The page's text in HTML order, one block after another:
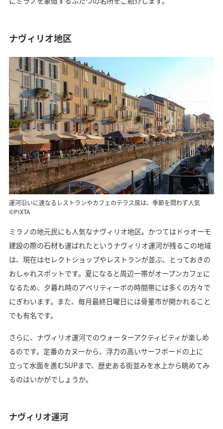
ナヴィリオ地区
運河沿いに連なるレストランやカフェのテラス席は、季節を問わず人気
©PIXTA
ミラノの地元民にも人気なナヴィリオ地区。かつてはドゥオーモ
建設の際の石材も運ばれたというナヴィリオ運河が残るこの地域
は、現在はセレクトショップやレストランが並ぶ、とっておきの
おしゃれスポットです。夏になると周辺一帯がオープンカフェに
なるため、夕暮れ時のアペリティーボの時間帯には多くの方々で
にぎわいます。また、毎月最終日曜日には骨董市が開かれること
でも有名です。
さらに、ナヴィリオ運河でのウォーターアクティビティが楽しめ
るのです。定番のカヌーから、浮力の高いサーフボードの上に
立って水面を進むSUPまで、歴史ある街並みを水上から眺めてみ
るのはいかがでしょうか。
ナヴィリオ運河